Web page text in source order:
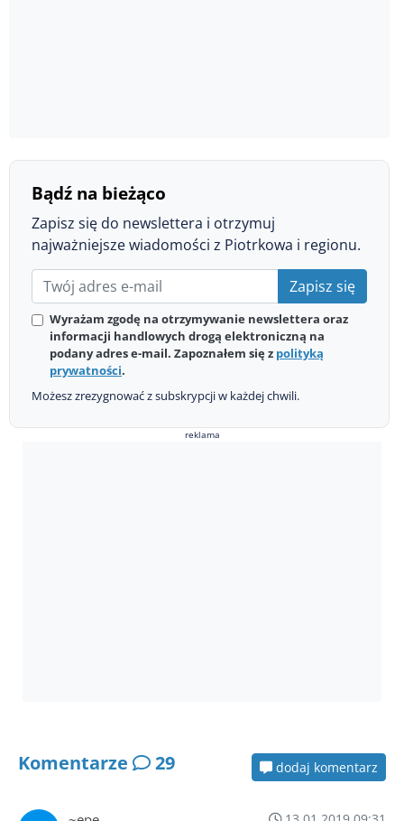
Bądź na bieżąco
Zapisz się do newslettera i otrzymuj
najważniejsze wiadomości z Piotrkowa i regionu.
Zapisz się
Wyrażam zgodę na otrzymywanie newslettera oraz
informacji handlowych drogą elektroniczną na
podany adres e-mail. Zapoznałem się z polityką
prywatności.
Możesz zrezygnować z subskrypcji w każdej chwili.
reklama
Komentarze 29 dodaj komentarz